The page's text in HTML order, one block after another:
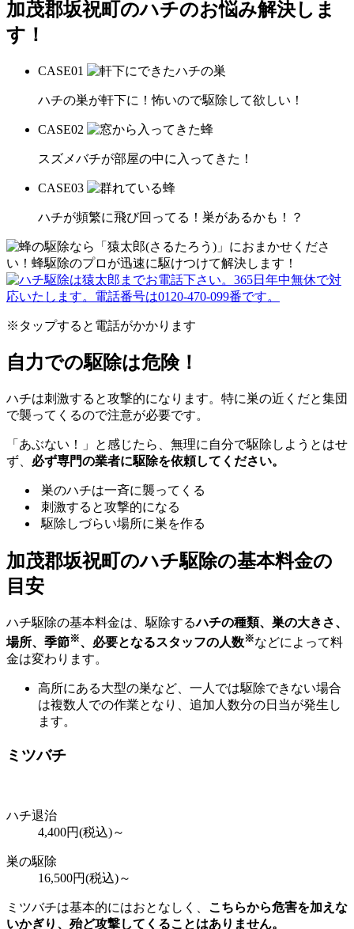
加茂郡坂祝町のハチのお悩み解決しま
す！
CASE01
ハチの巣が軒下に！怖いので駆除して欲しい！
CASE02
スズメバチが部屋の中に入ってきた！
CASE03
ハチが頻繁に飛び回ってる！巣があるかも！？
※タップすると電話がかかります
自力での駆除は危険！
ハチは刺激すると攻撃的になります。特に巣の近くだと集団
で襲ってくるので注意が必要です。
「あぶない！」と感じたら、無理に自分で駆除しようとはせ
ず、 必ず専門の業者に駆除を依頼してください。
巣のハチは一斉に襲ってくる
刺激すると攻撃的になる
駆除しづらい場所に巣を作る
加茂郡坂祝町のハチ駆除の基本料金の
目安
ハチ駆除の基本料金は、駆除するハチの種類、巣の大きさ、
場所、季節※、必要となるスタッフの人数※などによって料
金は変わります。
高所にある大型の巣など、一人では駆除できない場合
は複数人での作業となり、追加人数分の日当が発生し
ます。
ミツバチ
ハチ退治
4,400円(税込)～
巣の駆除
16,500円(税込)～
ミツバチは基本的にはおとなしく、 こちらから危害を加えな
いかぎり、殆ど攻撃してくることはありません。